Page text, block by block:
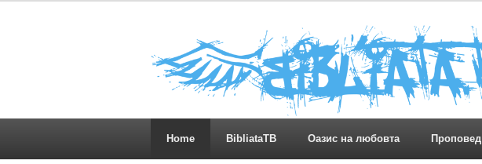
Home BibliataTB Оазис на любовта Проповед